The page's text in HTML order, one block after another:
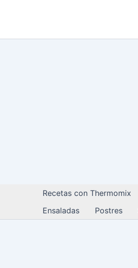
Recetas con Thermomix
Ensaladas
Postres